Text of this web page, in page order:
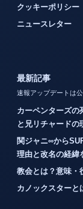
クッキーポリシー
ニュースレター
最新記事
速報アップデートは
カーペンターズの
と兄リチャードの
関ジャニ∞から
理由と改名の経緯
教会とは？意味・
カノックスターと